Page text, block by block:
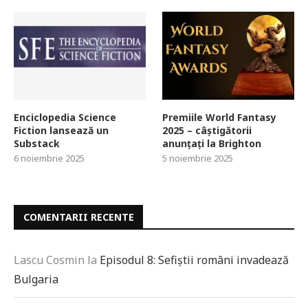
Enciclopedia Science
Fiction lansează un
Substack
6 noiembrie 2025
Premiile World Fantasy
2025 – câștigătorii
anunțați la Brighton
5 noiembrie 2025
COMENTARII RECENTE
Lascu Cosmin la Episodul 8: Sefiștii români invadează
Bulgaria